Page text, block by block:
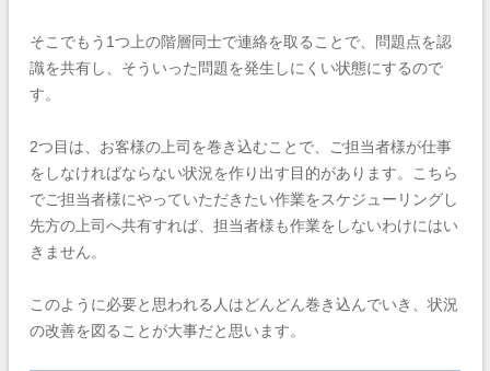
そこでもう1つ上の階層同士で連絡を取ることで、問題点を認
識を共有し、そういった問題を発生しにくい状態にするので
す。
2つ目は、お客様の上司を巻き込むことで、ご担当者様が仕事
をしなければならない状況を作り出す目的があります。こちら
でご担当者様にやっていただきたい作業をスケジューリングし
先方の上司へ共有すれば、担当者様も作業をしないわけにはい
きません。
このように必要と思われる人はどんどん巻き込んでいき、状況
の改善を図ることが大事だと思います。